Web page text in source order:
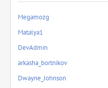
Megamozg
Matalya1
DevAdmin
arkasha_bortnikov
Dwayne_Johnson